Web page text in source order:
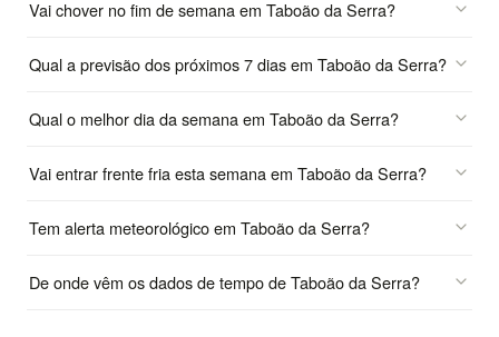
Vai chover no fim de semana em Taboão da Serra?
Qual a previsão dos próximos 7 dias em Taboão da Serra?
Qual o melhor dia da semana em Taboão da Serra?
Vai entrar frente fria esta semana em Taboão da Serra?
Tem alerta meteorológico em Taboão da Serra?
De onde vêm os dados de tempo de Taboão da Serra?